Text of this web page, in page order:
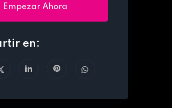
Empezar Ahora
en: